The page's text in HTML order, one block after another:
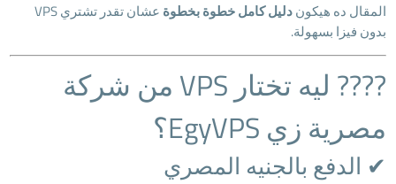
المقال ده هيكوندليل كامل خطوة بخطوة
عشان تقدر تشتري VPS
بدون فيزا بسهولة.
???? ليه تختار VPS من شركة
مصرية زي EgyVPS؟
✔ الدفع بالجنيه المصري